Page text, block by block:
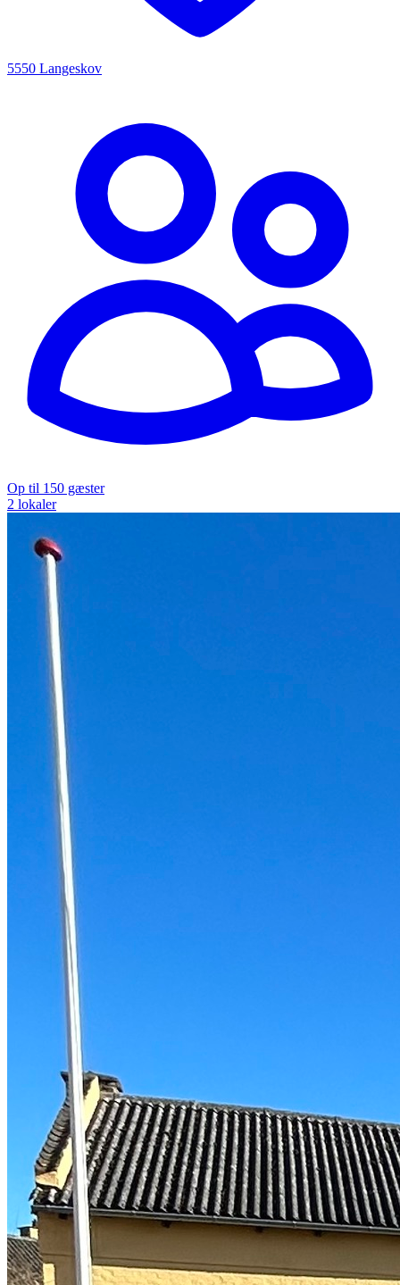
5550 Langeskov
Op til 150 gæster
2 lokaler